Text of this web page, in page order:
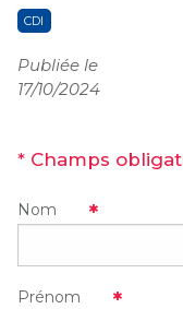
CDI
Publiée le
17/10/2024
* Champs
Nom
Prénom